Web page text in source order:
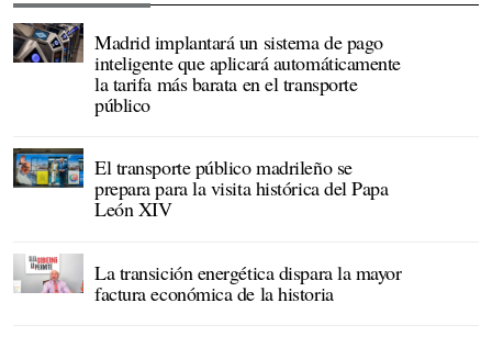
Madrid implantará un sistema de pago
inteligente que aplicará automáticamente
la tarifa más barata en el transporte
público
El transporte público madrileño se
prepara para la visita histórica del Papa
León XIV
La transición energética dispara la mayor
factura económica de la historia